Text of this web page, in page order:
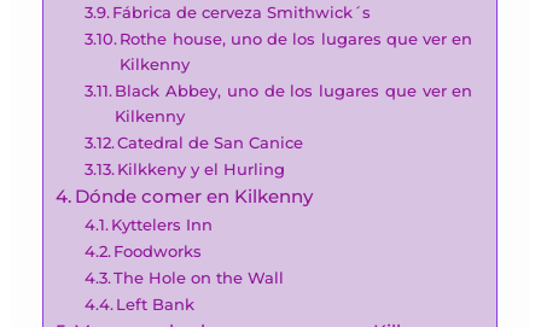
Fábrica de cerveza Smithwick´s
Rothe house, uno de los lugares que ver en
Kilkenny
Black Abbey, uno de los lugares que ver en
Kilkenny
Catedral de San Canice
Kilkkeny y el Hurling
Dónde comer en Kilkenny
Kyttelers Inn
Foodworks
The Hole on the Wall
Left Bank